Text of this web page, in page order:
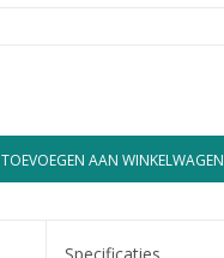
TOEVOEGEN AAN WINKELWAGEN